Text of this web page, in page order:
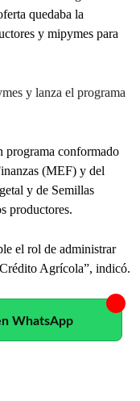
quedaba la
y mipymes para
y lanza el programa
programa conformado
(MEF) y del
y de Semillas
productores.
el rol de administrar
Agrícola”, indicó.
WhatsApp